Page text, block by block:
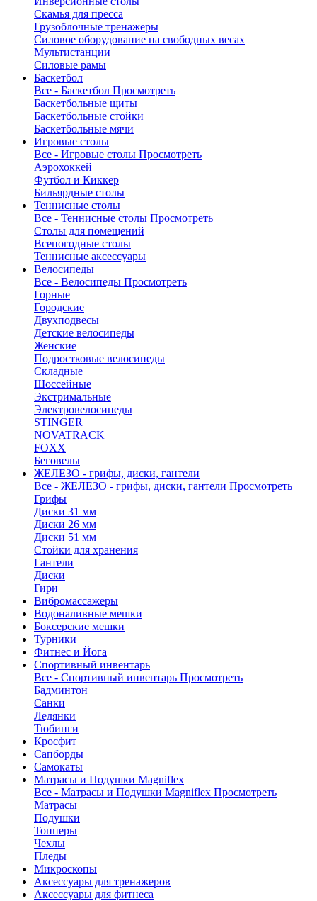
Скамья для пресса
Грузоблочные тренажеры
Силовое оборудование на свободных весах
Мультистанции
Силовые рамы
Баскетбол
Все - Баскетбол Просмотреть
Баскетбольные щиты
Баскетбольные стойки
Баскетбольные мячи
Игровые столы
Все - Игровые столы Просмотреть
Аэрохоккей
Футбол и Киккер
Бильярдные столы
Теннисные столы
Все - Теннисные столы Просмотреть
Столы для помещений
Всепогодные столы
Теннисные аксессуары
Велосипеды
Все - Велосипеды Просмотреть
Горные
Городские
Двухподвесы
Детские велосипеды
Женские
Подростковые велосипеды
Складные
Шоссейные
Экстримальные
Электровелосипеды
STINGER
NOVATRACK
FOXX
Беговелы
ЖЕЛЕЗО - грифы, диски, гантели
Все - ЖЕЛЕЗО - грифы, диски, гантели Просмотреть
Грифы
Диски 31 мм
Диски 26 мм
Диски 51 мм
Стойки для хранения
Гантели
Диски
Гири
Вибромассажеры
Водоналивные мешки
Боксерские мешки
Турники
Фитнес и Йога
Спортивный инвентарь
Все - Спортивный инвентарь Просмотреть
Бадминтон
Санки
Ледянки
Тюбинги
Кросфит
Сапборды
Самокаты
Матрасы и Подушки Magniflex
Все - Матрасы и Подушки Magniflex Просмотреть
Матрасы
Подушки
Топперы
Чехлы
Пледы
Микроскопы
Аксессуары для тренажеров
Аксессуары для фитнеса